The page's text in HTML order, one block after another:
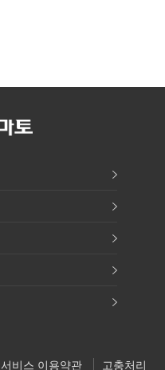
서비스 이용약관 고충처리